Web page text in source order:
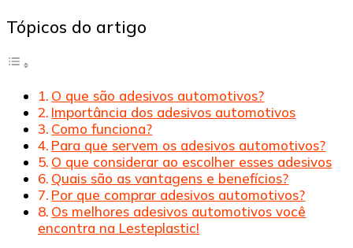
Tópicos do artigo
O que são adesivos automotivos?
Importância dos adesivos automotivos
Como funciona?
Para que servem os adesivos automotivos?
O que considerar ao escolher esses adesivos
Quais são as vantagens e benefícios?
Por que comprar adesivos automotivos?
Os melhores adesivos automotivos você
encontra na Lesteplastic!